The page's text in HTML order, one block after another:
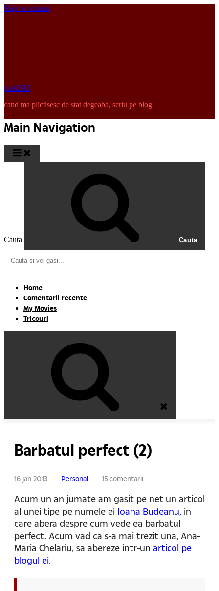
Skip to content
pinkISH
cand ma plictisesc de stat degeaba, scriu pe blog.
Main Navigation
Cauta Cauta
Home
Comentarii recente
My Movies
Tricouri
Barbatul perfect (2)
16 jan 2013 Personal 15 comentarii
Acum un an jumate am gasit pe net un articol
al unei tipe pe numele ei Ioana Budeanu, in
care abera despre cum vede ea barbatul
perfect. Acum vad ca s-a mai trezit una, Ana-
Maria Chelariu, sa abereze intr-un articol pe
blogul ei.